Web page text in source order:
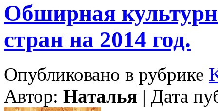
Обширная
стран на 2014 год.
Опубликовано в рубрике
Автор: Наталья | Дата